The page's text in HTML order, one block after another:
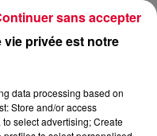
SUR FG DJ RADIO
privée est notre
data processing based on
Store and/or access
select advertising; Create
sans accepter